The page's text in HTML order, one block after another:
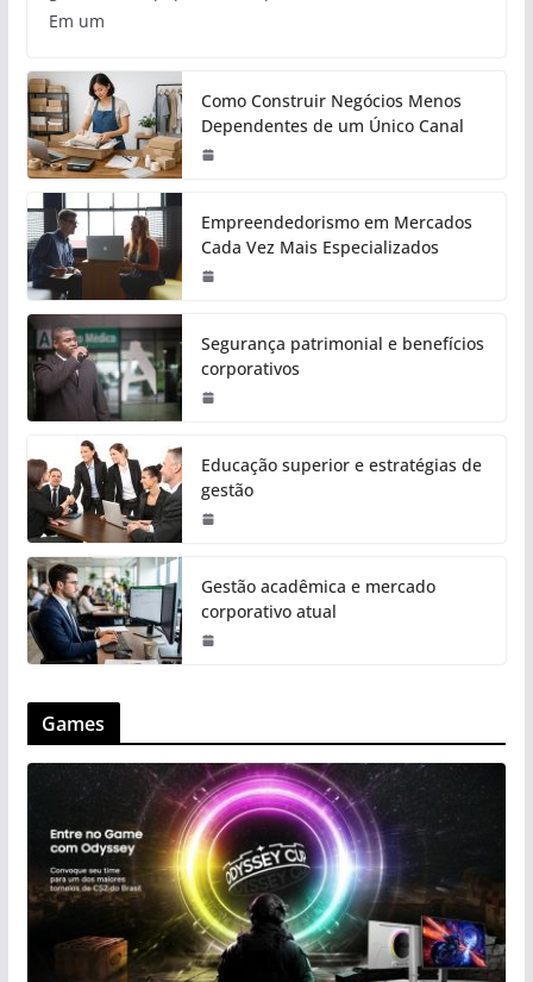
Em um
Como Construir Negócios Menos
Dependentes de um Único Canal
Empreendedorismo em Mercados
Cada Vez Mais Especializados
Segurança patrimonial e benefícios
corporativos
Educação superior e estratégias de
gestão
Gestão acadêmica e mercado
corporativo atual
Games